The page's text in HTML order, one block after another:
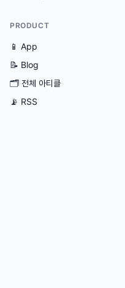
PRODUCT
📱 App
📝 Blog
🗂 전체 아티클
📡 RSS